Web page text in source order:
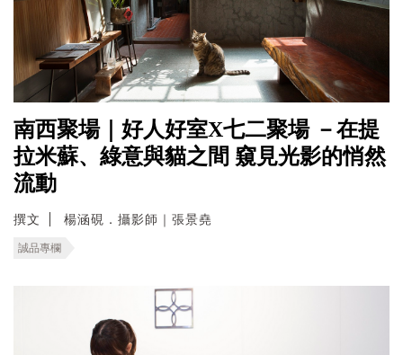
南西聚場｜好人好室X七二聚場 －在提
拉米蘇、綠意與貓之間 窺見光影的悄然
流動
撰文 楊涵硯．攝影師｜張景堯
誠品專欄